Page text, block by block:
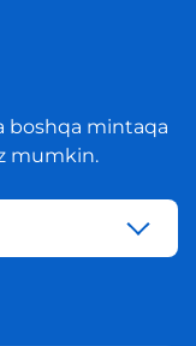
boshqa mintaqa
mumkin.